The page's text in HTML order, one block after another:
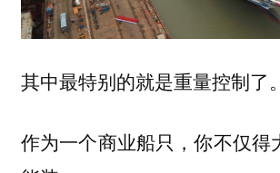
其中最特别的就是重量控制了。
作为一个商业船只，你不仅得